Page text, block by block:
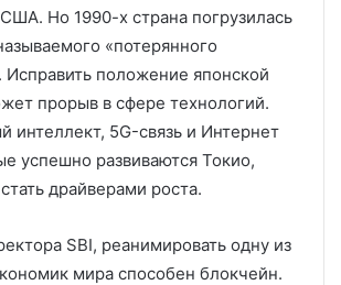
Но 1990-х страна погрузилась
«потерянного
Исправить положение японской
прорыв в сфере технологий.
интеллект, 5G-связь и Интернет
успешно развиваются Токио,
драйверами роста.
SBI, реанимировать одну из
мира способен блокчейн.